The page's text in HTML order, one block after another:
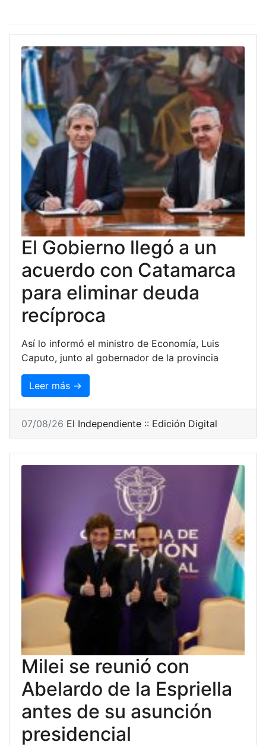
El Gobierno llegó a un
acuerdo con Catamarca
para eliminar deuda
recíproca
Así lo informó el ministro de Economía, Luis
Caputo, junto al gobernador de la provincia
Leer más →
07/08/26 El Independiente :: Edición Digital
Milei se reunió con
Abelardo de la Espriella
antes de su asunción
presidencial